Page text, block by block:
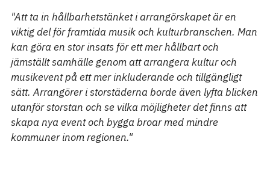
"Att ta in hållbarhetstänket i arrangörskapet är en
viktig del för framtida musik och kulturbranschen. Man
kan göra en stor insats för ett mer hållbart och
jämställt samhälle genom att arrangera kultur och
musikevent på ett mer inkluderande och tillgängligt
sätt. Arrangörer i storstäderna borde även lyfta blicken
utanför storstan och se vilka möjligheter det finns att
skapa nya event och bygga broar med mindre
kommuner inom regionen."